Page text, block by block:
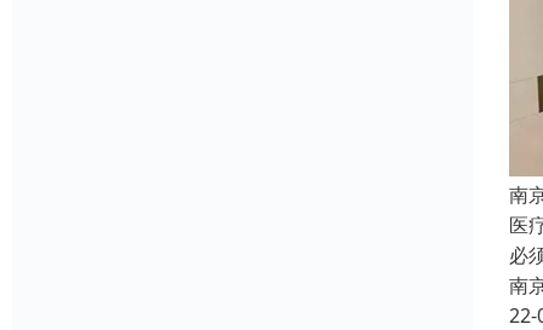
南
医
必
南
22-